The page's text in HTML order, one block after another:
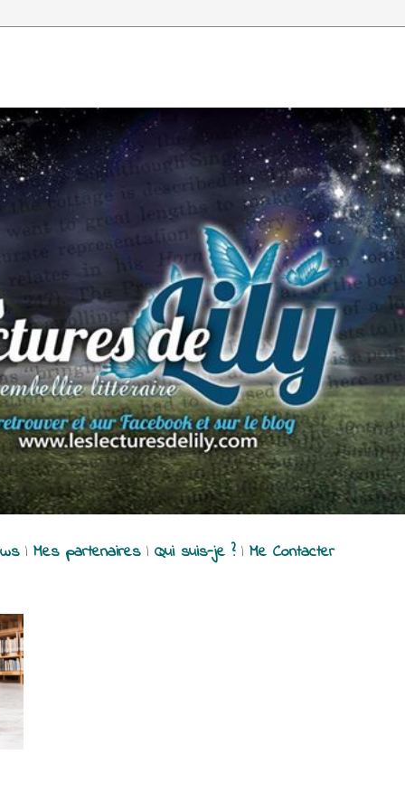
| Mes partenaires| Qui suis-je ?| Me Contacter